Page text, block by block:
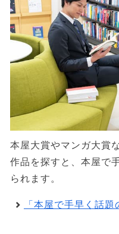
本屋大賞やマンガ大賞
作品を探すと、本屋で
られます。
「本屋で手早く話